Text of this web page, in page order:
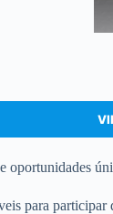
oportunidades
para